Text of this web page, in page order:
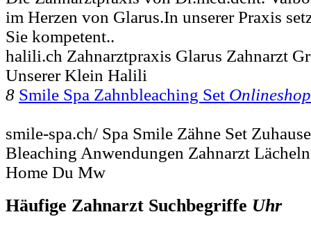
im Herzen von Glarus. ​ In unserer Praxis
Sie kompetent..
halili.ch Zahnarztpraxis Glarus Zahnarzt
Unserer Klein Halili
8 Smile Spa Zahnbleaching Set Onlineshop
smile-spa.ch/ Spa Smile Zähne Set
Bleaching Anwendungen Zahnarzt
Home Du Mw
Häufige Zahnarzt Suchbegriffe Uhr